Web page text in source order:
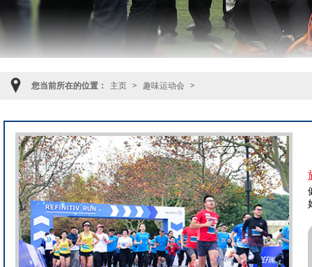
您当前所在的位置： 主页 > 趣味运动会 >